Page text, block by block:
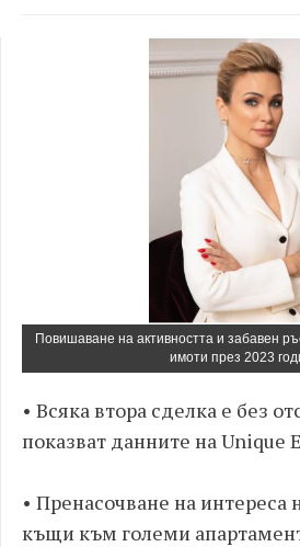
Повишаване на активността и забавен
имоти през 2023
• Всяка втора сделка е без
показват данните на Unique
• Пренасочване на интереса
къщи към големи